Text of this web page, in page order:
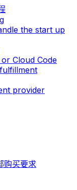
the start up
Cloud Code
provider
购买要求